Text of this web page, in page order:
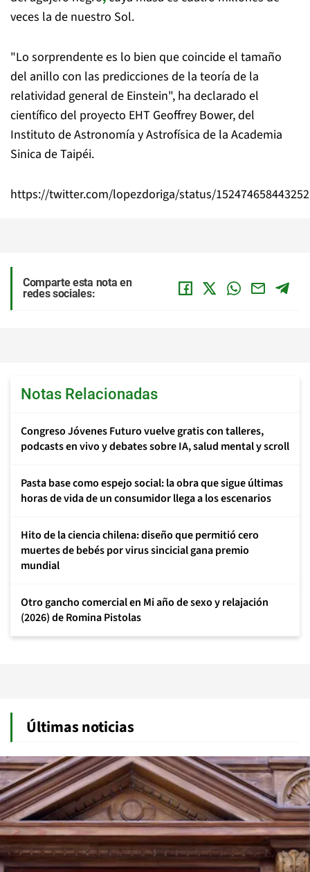
veces la de nuestro Sol.
"Lo sorprendente es lo bien que coincide el tamaño
del anillo con las predicciones de la teoría de la
relatividad general de Einstein", ha declarado el
científico del proyecto EHT Geoffrey Bower, del
Instituto de Astronomía y Astrofísica de la Academia
Sinica de Taipéi.
https://twitter.com/lopezdoriga/status/
Comparte esta nota en
redes sociales:
Notas Relacionadas
Congreso Jóvenes Futuro vuelve gratis con talleres,
podcasts en vivo y debates sobre IA, salud mental y scroll
Pasta base como espejo social: la obra que sigue últimas
horas de vida de un consumidor llega a los escenarios
Hito de la ciencia chilena: diseño que permitió cero
muertes de bebés por virus sincicial gana premio
mundial
Otro gancho comercial en Mi año de sexo y relajación
(2026) de Romina Pistolas
Últimas noticias